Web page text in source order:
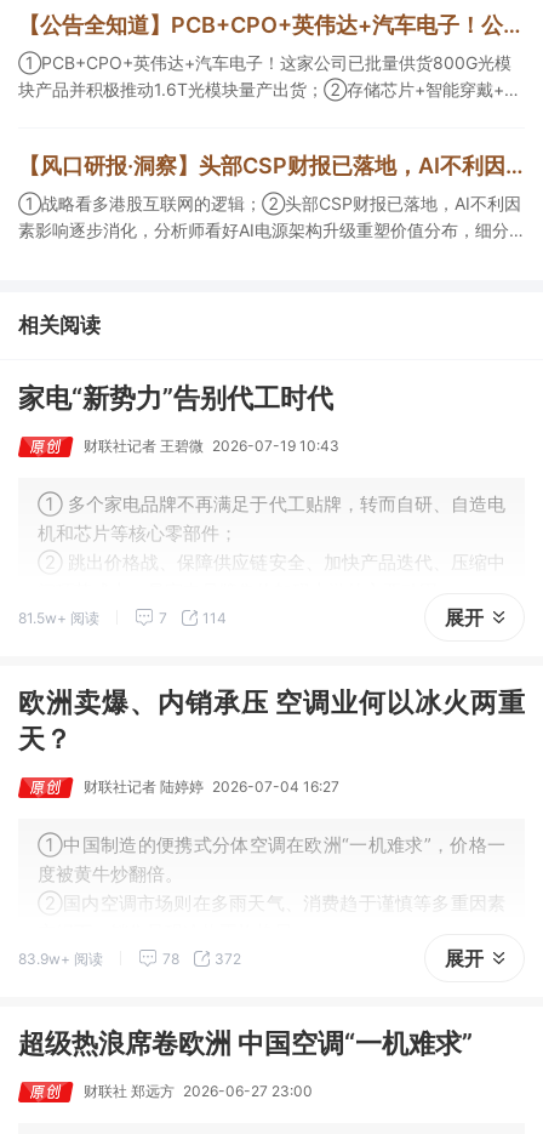
换芯片已经由送样验证逐步进入小批量应用，中低速率产品替代有
望加快，400G、800G产品正进入认证和导入阶段。
【公告全知道】PCB+CPO+英伟达+汽车电子！公司已批量供货800G光模块
①PCB+CPO+英伟达+汽车电子！这家公司已批量供货800G光模
块产品并积极推动1.6T光模块量产出货；②存储芯片+智能穿戴+华
【风口研报·洞察】头部CSP财报已落地，AI不利因素影响逐步消化，分析师看好AI电源架构升级重塑价值分布，细分龙头迈入放量验证阶段；战略看多港股互联网的逻辑
①战略看多港股互联网的逻辑；②头部CSP财报已落地，AI不利因
素影响逐步消化，分析师看好AI电源架构升级重塑价值分布，细分
智能获新财富分析师深度覆盖；④在个股机构关注度排行中，华峰
化学首次上榜，前五名依次为东鹏饮料>药明康德>百润股份>华峰
相关阅读
家电“新势力”告别代工时代
财联社记者 王碧微 2026-07-19 10:43
① 多个家电品牌不再满足于代工贴牌，转而自研、自造电
机和芯片等核心零部件；
② 跳出价格战、保障供应链安全、加快产品迭代、压缩中
③ 部分体量较大的企业，供应链能力已不止于自用，甚至
81.5w+ 阅读 7 114 展开
欧洲卖爆、内销承压 空调业何以冰火两重
天？
财联社记者 陆婷婷 2026-07-04 16:27
①中国制造的便携式分体空调在欧洲“一机难求”，价格一
度被黄牛炒翻倍。
②国内空调市场则在多雨天气、消费趋于谨慎等多重因素
③分析认为，未来欧洲家用空调市场仍具增长潜力，国内
83.9w+ 阅读 78 372 展开
超级热浪席卷欧洲 中国空调“一机难求”
财联社 郑远方 2026-06-27 23:00